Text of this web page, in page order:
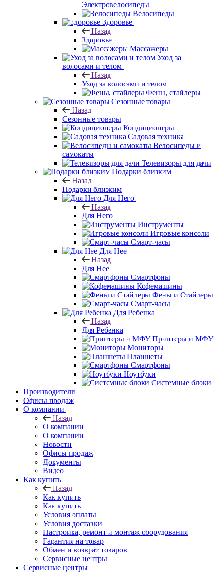
Электровелосипеды
Велосипеды
Здоровье
Назад
Здоровье
Массажеры
Уход за
волосами и телом
Назад
Уход за волосами и телом
Фены, стайлеры
Сезонные товары
Назад
Сезонные товары
Кондиционеры
Садовая техника
Велосипеды и
самокаты
Телевизоры для дачи
Подарки близким
Назад
Подарки близким
Для Него
Назад
Для Него
Инструменты
Игровые консоли
Смарт-часы
Для Нее
Назад
Для Нее
Смартфоны
Кофемашины
Фены и Стайлеры
Смарт-часы
Для Ребенка
Назад
Для Ребенка
Принтеры и МФУ
Мониторы
Планшеты
Смартфоны
Ноутбуки
Системные блоки
Производители
Офисы продаж
О компании
Назад
О компании
О компании
Новости
Офисы продаж
Документы
Видео
Как купить
Назад
Как купить
Как купить
Условия оплаты
Условия доставки
Настройка, ремонт и монтаж оборудования
Гарантия на товар
Обмен и возврат товаров
Сервисные центры
Сервисные центры